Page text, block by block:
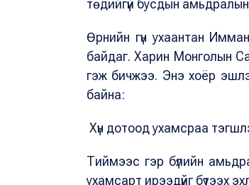
төдийгүй бусдын
Өрнийн гүн ухаантан
байдаг. Харин Монголын
гэж бичжээ. Энэ хоёр
байна:
Хүн дотоод ухамсраа
Тиймээс гэр бүлийн
ухамсарт ирээдүйг бүтээх